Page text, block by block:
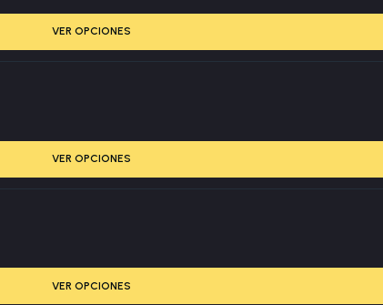
VER OPCIONES
VER OPCIONES
VER OPCIONES